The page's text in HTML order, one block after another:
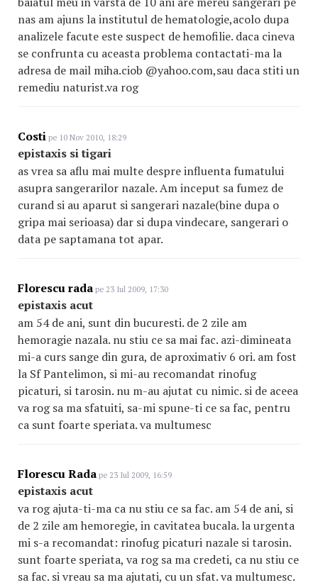
nas am ajuns la institutul de hematologie,acolo dupa
analizele facute este suspect de hemofilie. daca cineva
se confrunta cu aceasta problema contactati-ma la
adresa de mail miha.ciob @yahoo.com,sau daca stiti un
remediu naturist.va rog
Costi pe 10 Nov 2010, 18:29
epistaxis si tigari
as vrea sa aflu mai multe despre influenta fumatului
asupra sangerarilor nazale. Am inceput sa fumez de
curand si au aparut si sangerari nazale(bine dupa o
gripa mai serioasa) dar si dupa vindecare, sangerari o
data pe saptamana tot apar.
Florescu rada pe 23 Iul 2009, 17:30
epistaxis acut
am 54 de ani, sunt din bucuresti. de 2 zile am
hemoragie nazala. nu stiu ce sa mai fac. azi-dimineata
mi-a curs sange din gura, de aproximativ 6 ori. am fost
la Sf Pantelimon, si mi-au recomandat rinofug
picaturi, si tarosin. nu m-au ajutat cu nimic. si de aceea
va rog sa ma sfatuiti, sa-mi spune-ti ce sa fac, pentru
ca sunt foarte speriata. va multumesc
Florescu Rada pe 23 Iul 2009, 16:59
epistaxis acut
va rog ajuta-ti-ma ca nu stiu ce sa fac. am 54 de ani, si
de 2 zile am hemoregie, in cavitatea bucala. la urgenta
mi s-a recomandat: rinofug picaturi nazale si tarosin.
sunt foarte speriata, va rog sa ma credeti, ca nu stiu ce
sa fac. si vreau sa ma ajutati, cu un sfat. va multumesc.